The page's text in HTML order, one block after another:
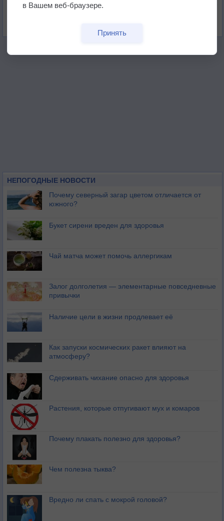
Июль в России стал самым тёплым за всю
НЕПОГОДНЫЕ НОВОСТИ
Почему северный загар цветом отличается от
южного?
Букет сирени вреден для здоровья
Чай матча может помочь аллергикам
Залог долголетия — элементарные повседневные
привычки
Наличие цели в жизни продлевает её
Как запуски космических ракет влияют на
атмосферу?
Сдерживать чихание опасно для здоровья
Растения, которые отпугивают мух и комаров
Почему плакать полезно для здоровья?
Чем полезна тыква?
Вредно ли спать с мокрой головой?
в Вашем веб-браузере.
Принять